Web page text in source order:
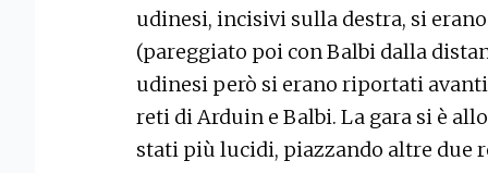
udinesi, incisivi sulla destra, si
(pareggiato poi con Balbi dalla
udinesi però si erano riportati
reti di Arduin e Balbi. La gara si è
stati più lucidi, piazzando altre due